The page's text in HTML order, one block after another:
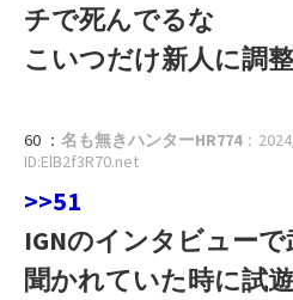
チで死んでるな
こいつだけ新人に調
60 ： 名も無きハンターHR774：
ID:ElB2f3R70.net
>>51
IGNのインタビュー
聞かれていた時に試